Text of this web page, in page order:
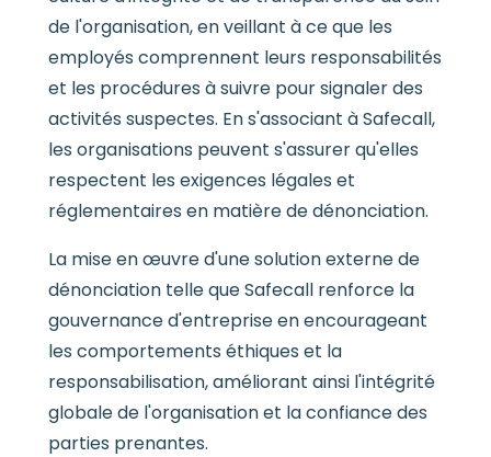
de l'organisation, en veillant à ce que les
employés comprennent leurs responsabilités
et les procédures à suivre pour signaler des
activités suspectes. En s'associant à Safecall,
les organisations peuvent s'assurer qu'elles
respectent les exigences légales et
réglementaires en matière de dénonciation.
La mise en œuvre d'une solution externe de
dénonciation telle que Safecall renforce la
gouvernance d'entreprise en encourageant
les comportements éthiques et la
responsabilisation, améliorant ainsi l'intégrité
globale de l'organisation et la confiance des
parties prenantes.